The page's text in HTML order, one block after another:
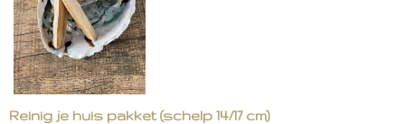
Reinig je huis pakket (schelp 14/17 cm)